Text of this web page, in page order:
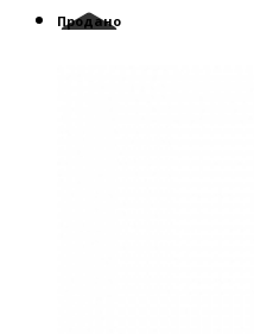
Продано